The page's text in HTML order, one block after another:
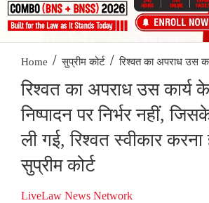
Home / सुप्रीम कोर्ट / रिश्वत का अपराध उस
रिश्वत का अपराध उस कार्य
निष्पादन पर निर्भर नहीं,
ली गई, रिश्वत स्वीकार करना
सुप्रीम कोर्ट
LiveLaw News Network